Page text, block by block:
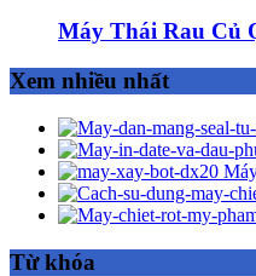
Máy Thái Rau Củ
Xem nhiều nhất
Từ khóa